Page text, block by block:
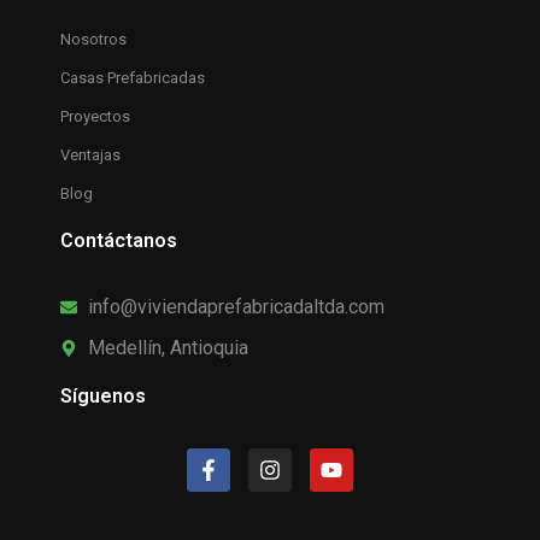
Nosotros
Casas Prefabricadas
Proyectos
Ventajas
Blog
Contáctanos
info@viviendaprefabricadaltda.com
Medellín, Antioquia
Síguenos